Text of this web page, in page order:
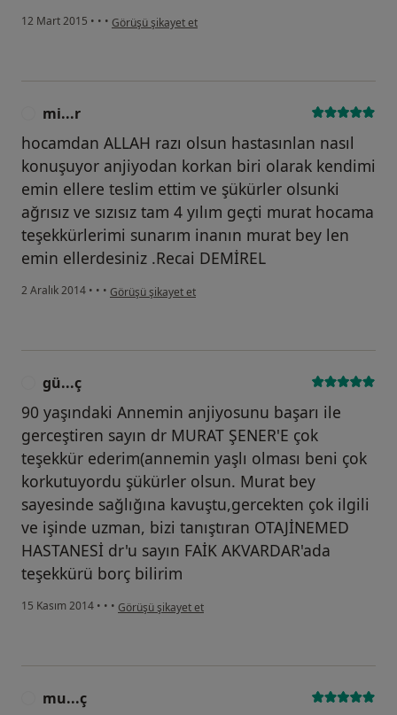
12 Mart 2015 • • • kullanıcının görüşüne göre he...i
Görüşü şikayet et
mi...r
hocamdan ALLAH razı olsun hastasınlan nasıl
konuşuyor anjiyodan korkan biri olarak kendimi
emin ellere teslim ettim ve şükürler olsunki
ağrısız ve sızısız tam 4 yılım geçti murat hocama
teşekkürlerimi sunarım inanın murat bey len
emin ellerdesiniz .Recai DEMİREL
2 Aralık 2014 • • • kullanıcının görüşüne göre mi...r
Görüşü şikayet et
gü...ç
90 yaşındaki Annemin anjiyosunu başarı ile
gerceştiren sayın dr MURAT ŞENER'E çok
teşekkür ederim(annemin yaşlı olması beni çok
korkutuyordu şükürler olsun. Murat bey
sayesinde sağlığına kavuştu,gercekten çok ilgili
ve işinde uzman, bizi tanıştıran OTAJİNEMED
HASTANESİ dr'u sayın FAİK AKVARDAR'ada
teşekkürü borç bilirim
15 Kasım 2014 • • • kullanıcının görüşüne göre gü...ç
Görüşü şikayet et
mu...ç